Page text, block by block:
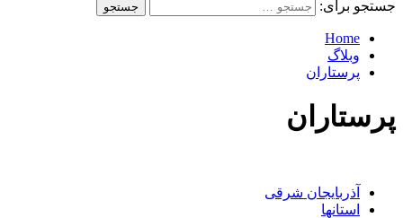
جستجو برای:
Home
وبلاگ
پرستاران
پرستاران
آذربایجان شرقی
استانها